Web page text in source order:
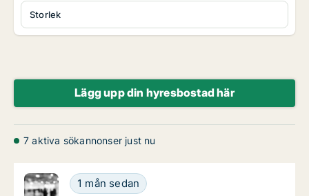
Storlek
Lägg upp din hyresbostad här
7 aktiva sökannonser just nu
Anne söker lägenhet att hyra i Leksand,
1 mån sedan